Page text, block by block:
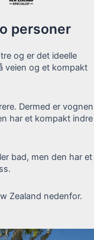
personer
og er det ideelle
veien og et kompakt
Dermed er vognen
har et kompakt indre
bad, men den har et
Zealand nedenfor.